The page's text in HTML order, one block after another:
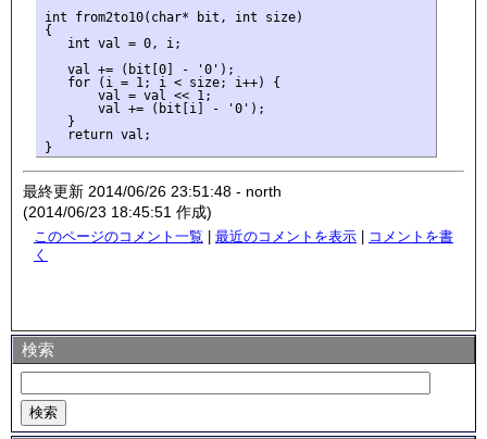
int from2to10(char* bit, int size)
{
   int val = 0, i;
   val += (bit[0] - '0');
   for (i = 1; i < size; i++) {
       val = val << 1;
       val += (bit[i] - '0');
   }
   return val;
最終更新 2014/06/26 23:51:48 - north
(2014/06/23 18:45:51 作成)
このページのコメント一覧 最近のコメントを表示
コメントを書
く
検索